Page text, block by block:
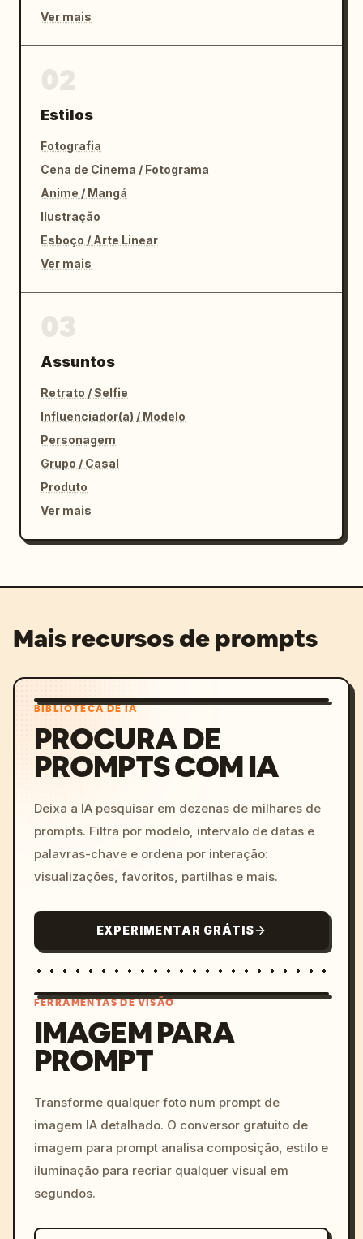
Ver mais
Estilos
Fotografia
Cena de Cinema / Fotograma
Anime / Mangá
Ilustração
Esboço / Arte Linear
Ver mais
Assuntos
Retrato / Selfie
Influenciador(a) / Modelo
Personagem
Grupo / Casal
Produto
Ver mais
Mais recursos de prompts
BIBLIOTECA DE IA
PROCURA DE
PROMPTS COM IA
Deixa a IA pesquisar em dezenas de milhares de
prompts. Filtra por modelo, intervalo de datas e
palavras-chave e ordena por interação:
visualizações, favoritos, partilhas e mais.
EXPERIMENTAR GRÁTIS
colors, 8k --v 6.0
FERRAMENTAS DE VISÃO
IMAGEM PARA
PROMPT
Transforme qualquer foto num prompt de
imagem IA detalhado. O conversor gratuito de
imagem para prompt analisa composição, estilo e
iluminação para recriar qualquer visual em
segundos.